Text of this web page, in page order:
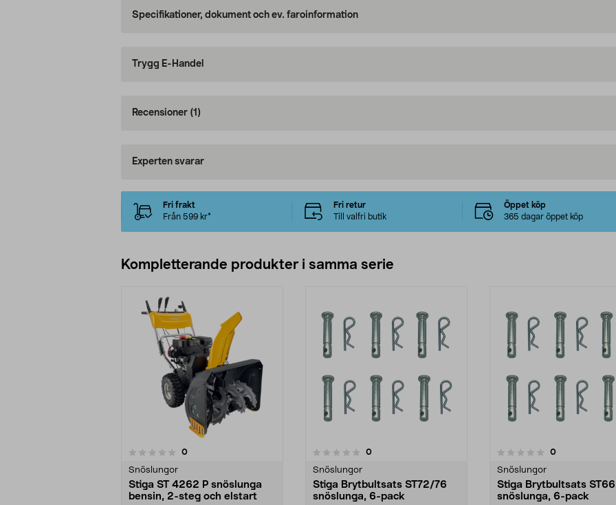
Specifikationer, dokument och ev. faroinformation
Trygg E-Handel
Recensioner (1)
Experten svarar
Fri frakt
Från 599 kr*
Fri retur
Till valfri butik
Öppet köp
365 dagar öppet köp
Kompletterande produkter i samma serie
0recensioner
Snöslungor
Stiga ST 4262 P snöslunga
bensin, 2-steg och elstart
0.0 av 5 stjärnor 0recensioner
Snöslungor
Stiga Brytbultsats ST72/76
snöslunga, 6-pack
0.0 av 5 stjärnor 0recensioner
Snöslungor
Stiga Brytbultsats ST66
snöslunga, 6-pack